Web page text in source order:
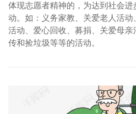
体现志愿者精神的，为达到社会
动。如：义务家教、关爱老人活
活动、爱心回收、募捐、关爱母
传和捡垃圾等等的活动。